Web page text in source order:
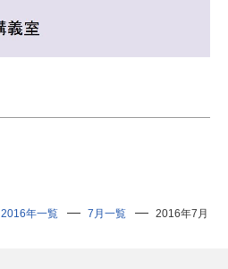
2016年一覧 7月一覧
2016年7月